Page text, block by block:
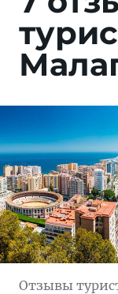
Отзывы